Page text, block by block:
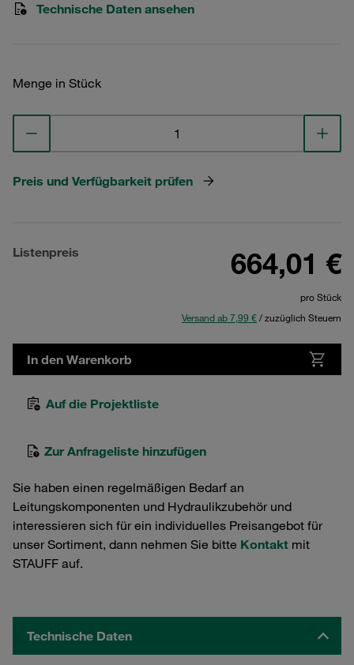
Technische Daten ansehen
Menge in Stück
Preis und Verfügbarkeit prüfen
Listenpreis 664,01 €
pro Stück
Versand ab 7,99 €/ zuzüglich Steuern
In den Warenkorb
Auf die Projektliste
Zur Anfrageliste hinzufügen
Sie haben einen regelmäßigen Bedarf an
Leitungskomponenten und Hydraulikzubehör und
interessieren sich für ein individuelles Preisangebot für
unser Sortiment, dann nehmen Sie bitte Kontakt mit
STAUFF auf.
Technische Daten